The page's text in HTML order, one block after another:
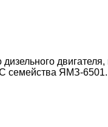
семейства ЯМЗ-